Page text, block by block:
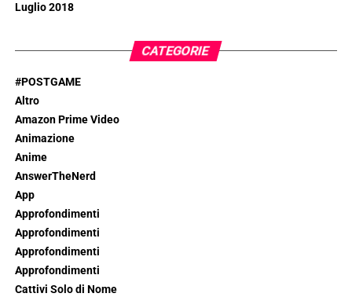
Luglio 2018
CATEGORIE
#POSTGAME
Altro
Amazon Prime Video
Animazione
Anime
AnswerTheNerd
App
Approfondimenti
Approfondimenti
Approfondimenti
Approfondimenti
Cattivi Solo di Nome